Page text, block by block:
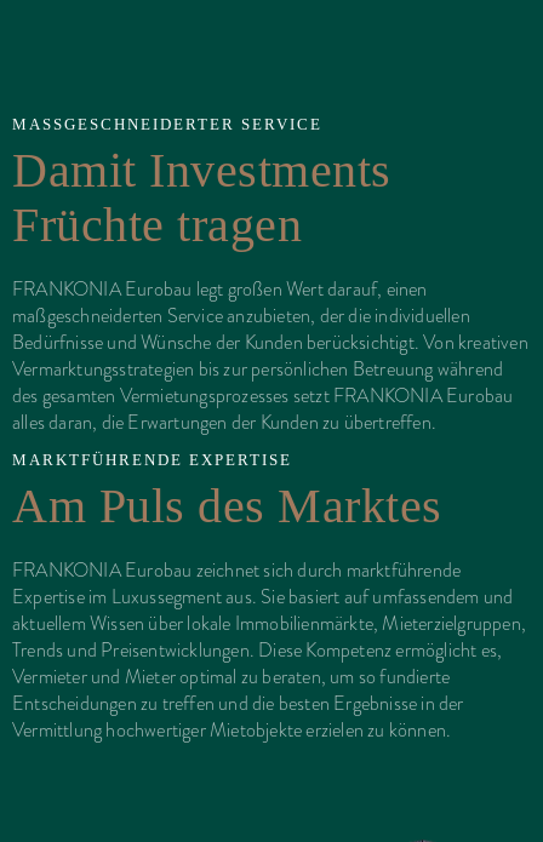
MASSGESCHNEIDERTER SERVICE
Damit Investments
Früchte tragen
FRANKONIA Eurobau legt großen Wert darauf, einen
maßgeschneiderten Service anzubieten, der die individuellen
Bedürfnisse und Wünsche der Kunden berücksichtigt. Von kreativen
Vermarktungsstrategien bis zur persönlichen Betreuung während
des gesamten Vermietungsprozesses setzt FRANKONIA Eurobau
alles daran, die Erwartungen der Kunden zu übertreffen.
MARKTFÜHRENDE EXPERTISE
Am Puls des Marktes
FRANKONIA Eurobau zeichnet sich durch marktführende
Expertise im Luxussegment aus. Sie basiert auf umfassendem und
aktuellem Wissen über lokale Immobilienmärkte, Mieterzielgruppen,
Trends und Preisentwicklungen. Diese Kompetenz ermöglicht es,
Vermieter und Mieter optimal zu beraten, um so fundierte
Entscheidungen zu treffen und die besten Ergebnisse in der
Vermittlung hochwertiger Mietobjekte erzielen zu können.